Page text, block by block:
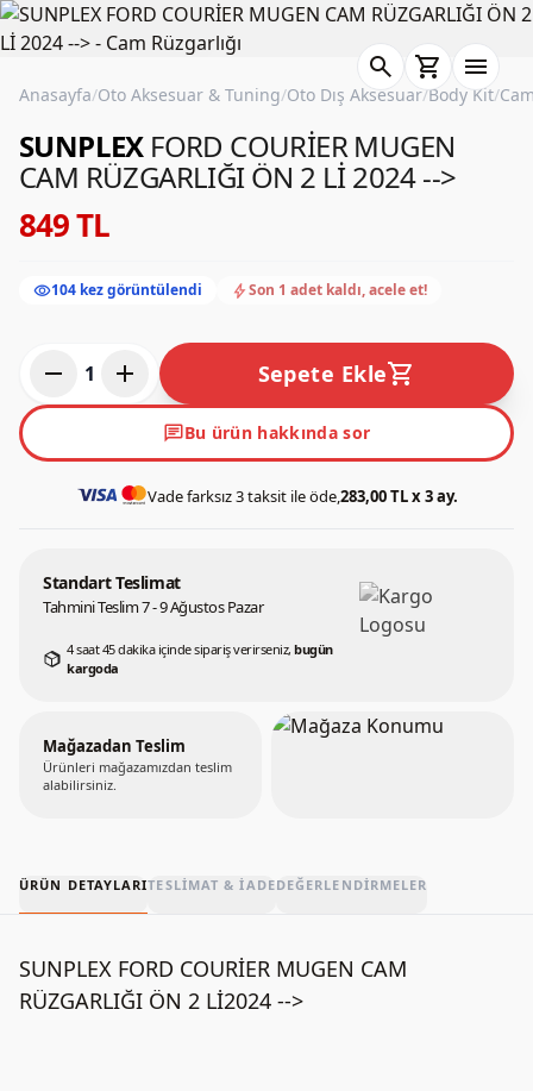
search shopping_cart menu
Anasayfa/Oto Aksesuar & Tuning/Oto Dış Aksesuar/Body Kit/
SUNPLEXFORD COURİER MUGEN
CAM RÜZGARLIĞI ÖN 2 Lİ 2024 -->
849 TL
visibility104 kez görüntülendi boltSon 1 adet kaldı, acele et!
remove 1 add Sepete Ekleshopping_cart
chatBu ürün hakkında sor
Vade farksız 3 taksit ile öde,283,00 TL x 3 ay.
Standart Teslimat
Tahmini Teslim 7 - 9 Ağustos Pazar
4 saat 45 dakika içinde sipariş verirseniz, bugün
kargoda
Mağazadan Teslim
Ürünleri mağazamızdan teslim
alabilirsiniz.
ÜRÜN DETAYLARITESLIMAT & İADEDEĞERLENDIRMELER
SUNPLEX FORD COURİER MUGEN CAM
RÜZGARLIĞI ÖN 2 Lİ2024 -->